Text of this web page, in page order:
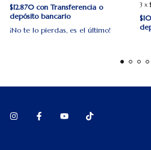
$12.870 con Transferencia o
depósito bancario
¡No te lo pierdas, es el último!
3 x